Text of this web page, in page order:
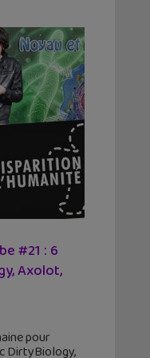
#21 : 6
Axolot,
pour
DirtyBiology,